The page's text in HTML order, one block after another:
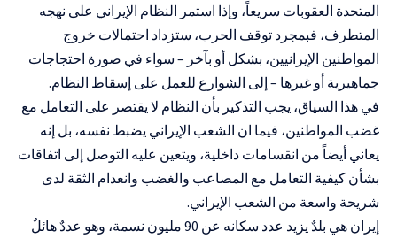
المتحدة العقوبات سريعاً، وإذا استمر النظام الإيراني على نهجه
المتطرف، فبمجرد توقف الحرب، ستزداد احتمالات خروج
المواطنين الإيرانيين، بشكل أو بآخر – سواء في صورة احتجاجات
جماهيرية أو غيرها – إلى الشوارع للعمل على إسقاط النظام.
في هذا السياق، يجب التذكير بأن النظام لا يقتصر على التعامل مع
غضب المواطنين، فيما ان الشعب الإيراني يضبط نفسه، بل إنه
يعاني أيضاً من انقسامات داخلية، ويتعين عليه التوصل إلى اتفاقات
بشأن كيفية التعامل مع المصاعب والغضب وانعدام الثقة لدى
شريحة واسعة من الشعب الإيراني.
إيران هي بلدٌ يزيد عدد سكانه عن 90 مليون نسمة، وهو عددٌ هائلٌ